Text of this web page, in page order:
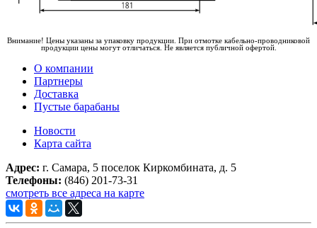
Внимание! Цены указаны за упаковку продукции. При отмотке кабельно-проводниковой
продукции цены могут отличаться. Не является публичной офертой.
О компании
Партнеры
Доставка
Пустые барабаны
Новости
Карта сайта
Адрес: г. Самара, 5 поселок Киркомбината, д. 5
Телефоны: (846) 201-73-31
смотреть все адреса на карте